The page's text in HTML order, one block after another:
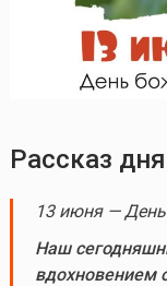
Рассказ дня
13 июня —
Наш
вдохновением